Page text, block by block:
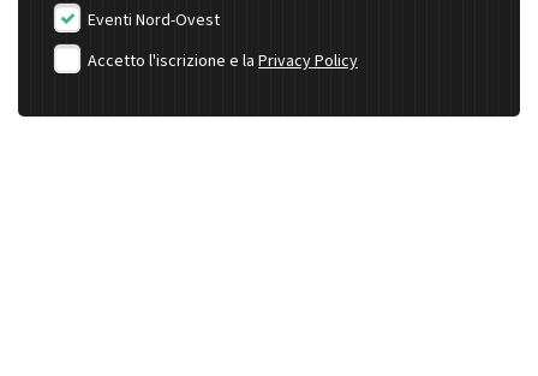
Eventi Nord-Ovest
Accetto l'iscrizione e la Privacy Policy